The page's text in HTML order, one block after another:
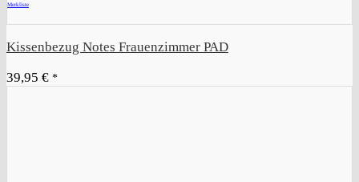
Merkliste
Kissenbezug Notes Frauenzimmer PAD
39,95 € *